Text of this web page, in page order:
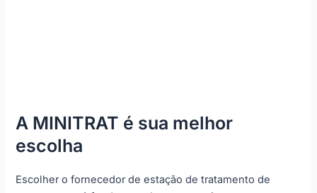
A MINITRAT é sua melhor
escolha
Escolher o fornecedor de estação de tratamento de